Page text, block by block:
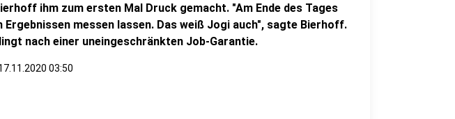
ihm zum ersten Mal Druck gemacht. "Am Ende des Tages
Ergebnissen messen lassen. Das weiß Jogi auch", sagte Bierhoff.
nach einer uneingeschränkten Job-Garantie.
03:50